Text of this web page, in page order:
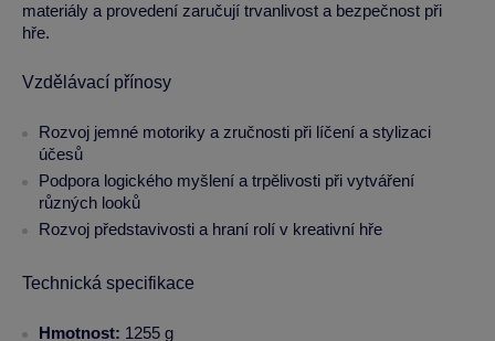
materiály a provedení zaručují trvanlivost a bezpečnost při
hře.
Vzdělávací přínosy
Rozvoj jemné motoriky a zručnosti při líčení a stylizaci
účesů
Podpora logického myšlení a trpělivosti při vytváření
různých looků
Rozvoj představivosti a hraní rolí v kreativní hře
Technická specifikace
Hmotnost: 1255 g